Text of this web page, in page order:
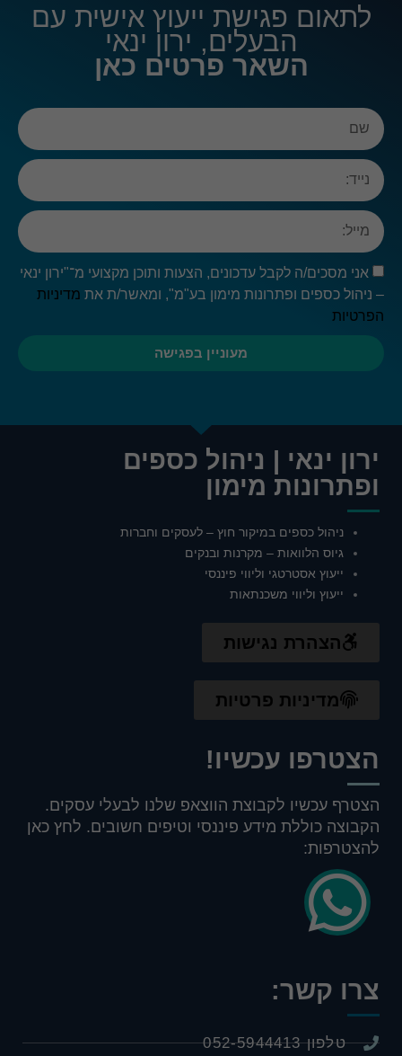
לתאום פגישת ייעוץ אישית עם
הבעלים, ירון ינאי
השאר פרטים כאן
אני מסכים/ה לקבל עדכונים, הצעות ותוכן מקצועי מ־"ירון ינאי
– ניהול כספים ופתרונות מימון בע"מ", ומאשר/ת את מדיניות
הפרטיות
מעוניין בפגישה
ירון ינאי | ניהול כספים
ופתרונות מימון
ניהול כספים במיקור חוץ – לעסקים וחברות
גיוס הלוואות – מקרנות ובנקים
ייעוץ אסטרטגי וליווי פיננסי
ייעוץ וליווי משכנתאות
הצהרת נגישות
מדיניות פרטיות
הצטרפו עכשיו!
הצטרף עכשיו לקבוצת הווצאפ שלנו לבעלי עסקים.
הקבוצה כוללת מידע פיננסי וטיפים חשובים. לחץ כאן
להצטרפות:
צרו קשר:
טלפון 052-5944413
האפשרות
לחוויית
משתמש
מוגבלת.